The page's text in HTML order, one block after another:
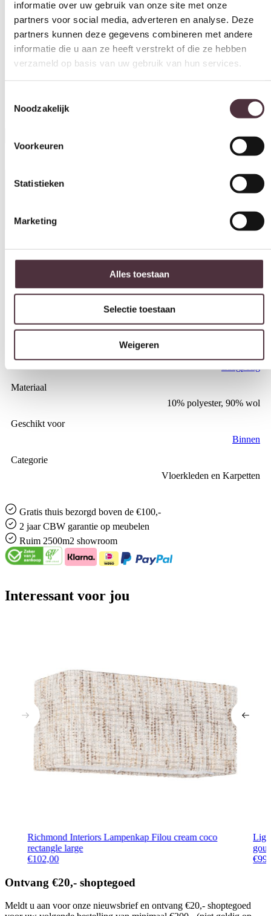
partners voor social media, adverteren en analyse. Deze
partners kunnen deze gegevens combineren met andere
informatie die u aan ze heeft verstrekt of die ze hebben
verzameld op basis van uw gebruik van hun services.
Toestemmingsselectie
Alles toestaan
Selectie toestaan
Weigeren
By-Boo karpet Takara 160×230 cm ivory
160×230 cm
Ivory
Rechthoekig
Materiaal
10% polyester, 90% wol
Geschikt voor
Binnen
Categorie
Vloerkleden en Karpetten
Gratis thuis bezorgd boven de €100,-
2 jaar CBW garantie op meubelen
Ruim 2500m2 showroom
Interessant voor jou
Richmond Interiors Lampenkap Filou cream coco
rectangle large
€102,00
€
Ontvang €20,- shoptegoed
Meldt u aan voor onze nieuwsbrief en ontvang €20,- shoptegoed